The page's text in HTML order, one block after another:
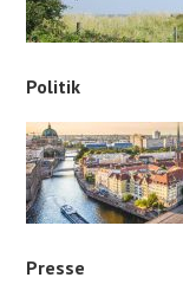
Politik
Presse